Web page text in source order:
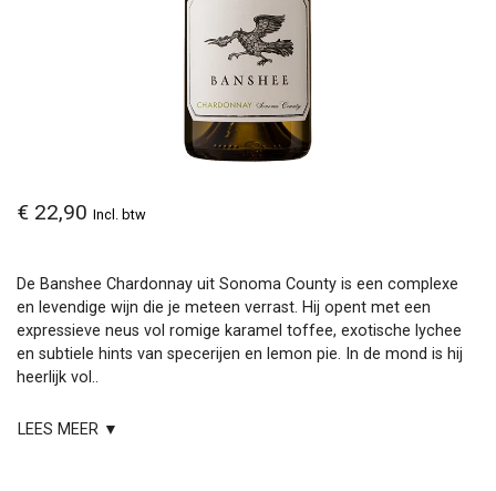
€ 22,90 Incl. btw
De Banshee Chardonnay uit Sonoma County is een complexe
en levendige wijn die je meteen verrast. Hij opent met een
expressieve neus vol romige karamel toffee, exotische lychee
en subtiele hints van specerijen en lemon pie. In de mond is hij
heerlijk vol..
LEES MEER ▼